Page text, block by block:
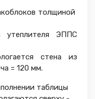
толщиной
ЭППС
стена из
= 120 мм.
таблицы